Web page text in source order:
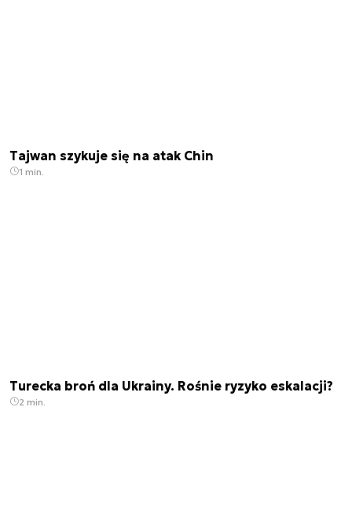
Tajwan szykuje się na atak Chin
1 min.
Turecka broń dla Ukrainy. Rośnie ryzyko eskalacji?
2 min.